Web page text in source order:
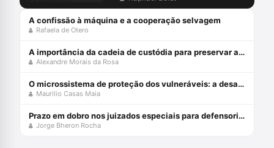
A confissão à máquina e a cooperação selvagem
Rafaela de Otero
A importância da cadeia de custódia para preservar a prova penal
Alexandre Morais da Rosa
O microssistema de proteção dos vulneráveis: a desafiante missão do STJ
Maurilio Casas Maia
Prazo em dobro nos juizados especiais para defensorias públicas
Jorge Bheron Rocha